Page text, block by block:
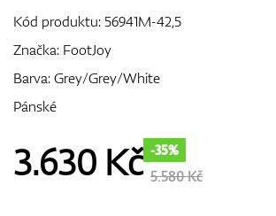
GPS/Dálkoměry
Doplňky
Kód produktu:56941M-42,5
Značka: FootJoy
Barva: Grey/Grey/White
Pánské
3.630 Kč -35%
5.580 Kč